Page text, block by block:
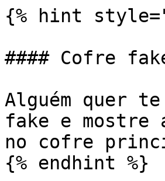
{% hint
#### Cofre
Alguém quer
fake e mostre
no cofre
{% endhint %}